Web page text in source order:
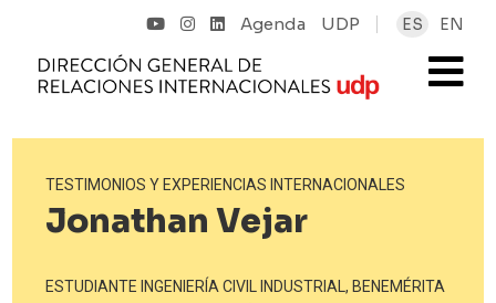
Agenda UDP ES EN
TESTIMONIOS Y EXPERIENCIAS INTERNACIONALES
Jonathan Vejar
ESTUDIANTE INGENIERÍA CIVIL INDUSTRIAL, BENEMÉRITA